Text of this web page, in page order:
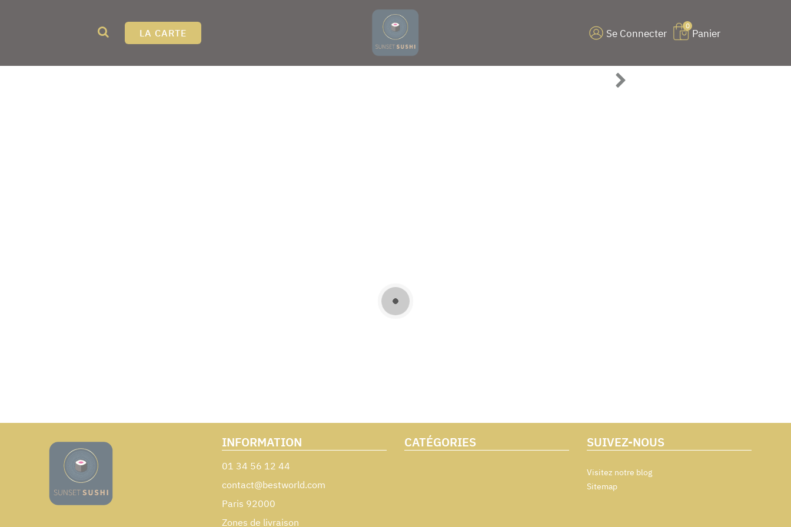
LA CARTE Se Connecter
0
Panier
INFORMATION
01 34 56 12 44
contact@bestworld.com
Paris 92000
Zones de livraison
CATÉGORIES SUIVEZ-NOUS
Visitez notre blog
Sitemap